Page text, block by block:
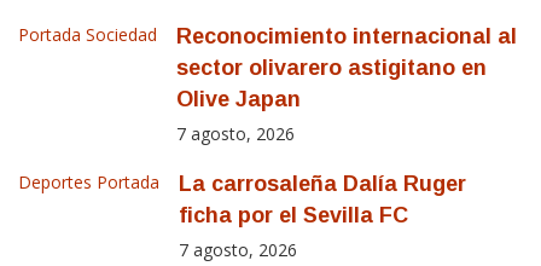
Portada Sociedad
Reconocimiento internacional al
sector olivarero astigitano en
Olive Japan
7 agosto, 2026
Deportes Portada
La carrosaleña Dalía Ruger
ficha por el Sevilla FC
7 agosto, 2026